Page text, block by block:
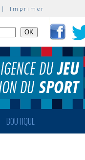
| Imprimer
BOUTIQUE